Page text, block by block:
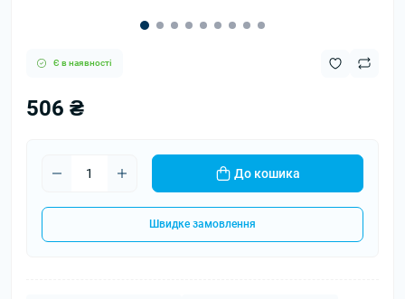
Є в наявності
506 ₴
До кошика
Швидке замовлення